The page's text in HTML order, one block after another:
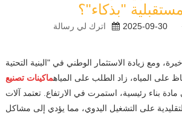
"بذكاء"؟
2025-09-30 اترك لي رسالة
ومع زيادة الاستثمار الوطني في "البنية التحتية
على المياه، زاد الطلب على المياهماكينات تصنيع
بناء رئيسية، استمرت في الارتفاع. تعتمد آلات
على التشغيل اليدوي، مما يؤدي إلى مشاكل